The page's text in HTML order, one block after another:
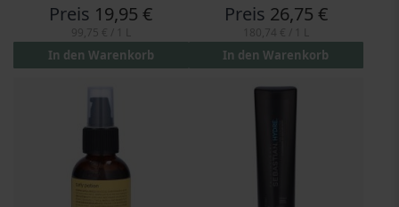
Preis 19,95 €
In den Warenkorb
Preis 26,75 €
In den Warenkorb